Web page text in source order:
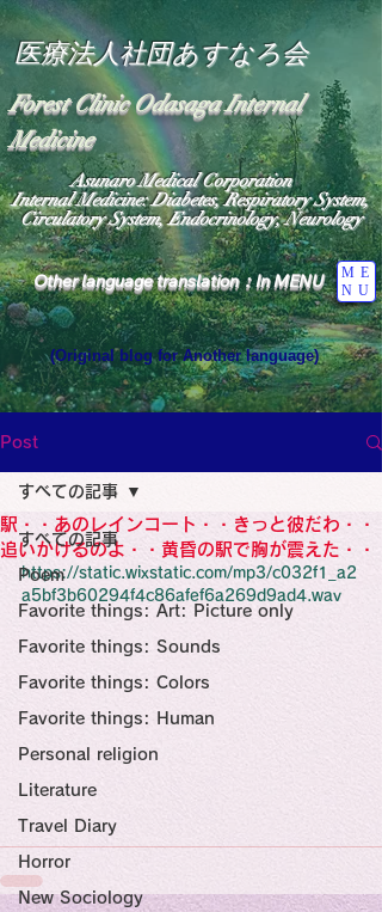
医療法人社団あすなろ会
Forest Clinic Odasaga Internal
Medicine
Other language translation：In MENU
ME
NU
Asunaro Medical Corporation
Internal Medicine: Diabetes, Respiratory System,
Circulatory System, Endocrinology, Neurology
(Original blog for Another language)
Heavens: Beyond the Universe: The World
the God of Light Resides"
Medicine Specialist
Specialist
Wide Blog
Medicine
Religion
Post
すべての記事
Poem
Favorite things: Art: Picture only
Favorite things: Sounds
Favorite things: Colors
Favorite things: Human
Personal religion
Literature
Travel Diary
Horror
New Sociology
すべての記事
駅・・あのレインコート・・きっと彼だわ・・
追いかけるのよ・・黄昏の駅で胸が震えた・・
https://static.wixstatic.com/mp3/c032f1_a2
a5bf3b60294f4c86afef6a269d9ad4.wav